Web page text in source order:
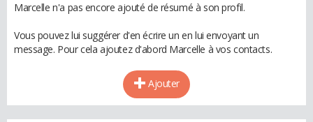
Marcelle n'a pas encore ajouté de résumé à son profil.
Vous pouvez lui suggérer d'en écrire un en lui envoyant un
message. Pour cela ajoutez d'abord Marcelle à vos contacts.
Ajouter